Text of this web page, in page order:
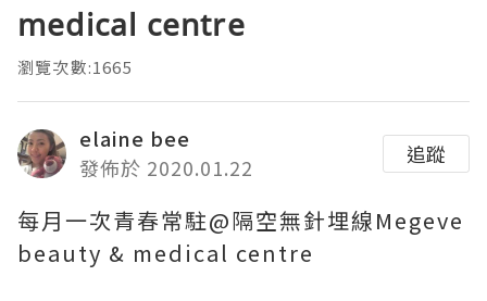
medical centre
瀏覽次數:1665
elaine bee
發佈於 2020.01.22
追蹤
每月一次青春常駐@隔空無針埋線Megeve
beauty & medical centre